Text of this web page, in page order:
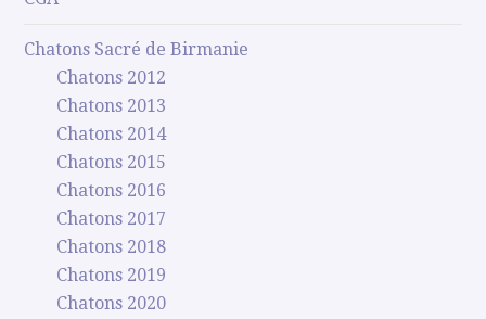
Chatons Sacré de Birmanie
Chatons 2012
Chatons 2013
Chatons 2014
Chatons 2015
Chatons 2016
Chatons 2017
Chatons 2018
Chatons 2019
Chatons 2020